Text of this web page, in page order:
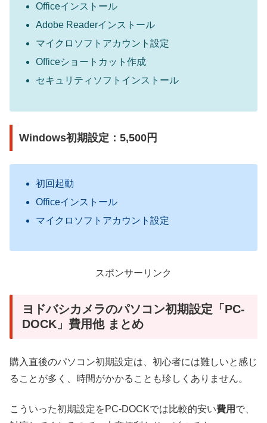
Officeインストール
Adobe Readerインストール
マイクロソフトアカウント設定
Officeショートカット作成
セキュリティソフトインストール
Windows初期設定：5,500円
初回起動
Officeインストール
マイクロソフトアカウント設定
スポンサーリンク
ヨドバシカメラのパソコン初期設定「PC-
DOCK」費用他 まとめ
購入直後のパソコン初期設定は、初心者には難しいと感じ
ることが多く、時間がかかることも珍しくありません。
こういった初期設定をPC-DOCKでは比較的安い費用 で、